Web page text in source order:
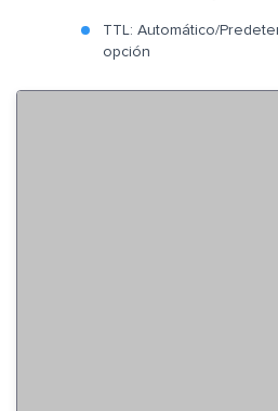
TTL: Automático/
opción